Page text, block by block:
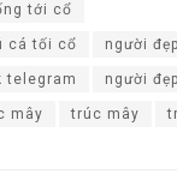
tới cổ
cá tối cổ người
telegram người
mây trúc mây